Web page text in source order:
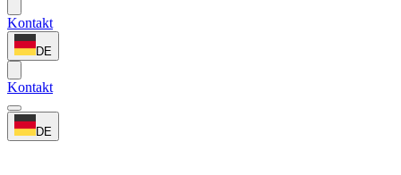
Kontakt
DE
Kontakt
DE